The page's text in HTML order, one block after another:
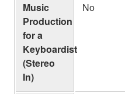
Music
Production
for a
Keyboardist
(Stereo
In)
No